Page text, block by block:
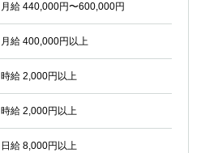
月給 440,000円〜600,000円
月給 400,000円以上
時給 2,000円以上
時給 2,000円以上
日給 8,000円以上
横須賀
川越
南浦和